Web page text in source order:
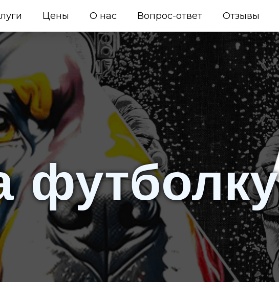
Цены О нас Вопрос-ответ Отзывы
футболку